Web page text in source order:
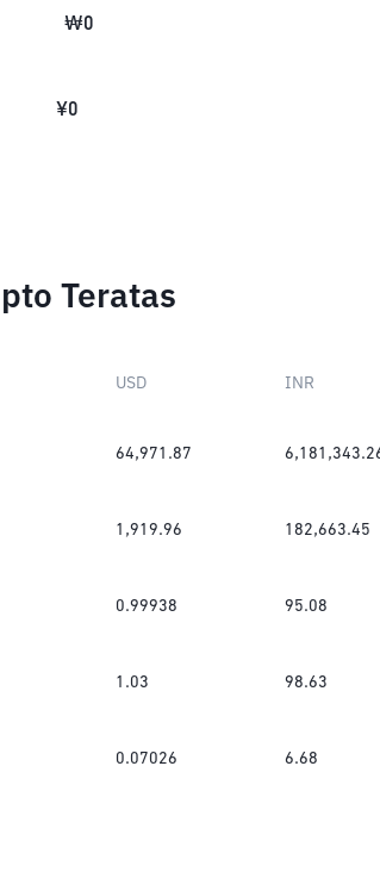
₩0
¥0
Teratas
USD INR
64,971.87
1,919.96 182,663.45
0.99938 95.08
1.03 98.63
0.07026 6.68